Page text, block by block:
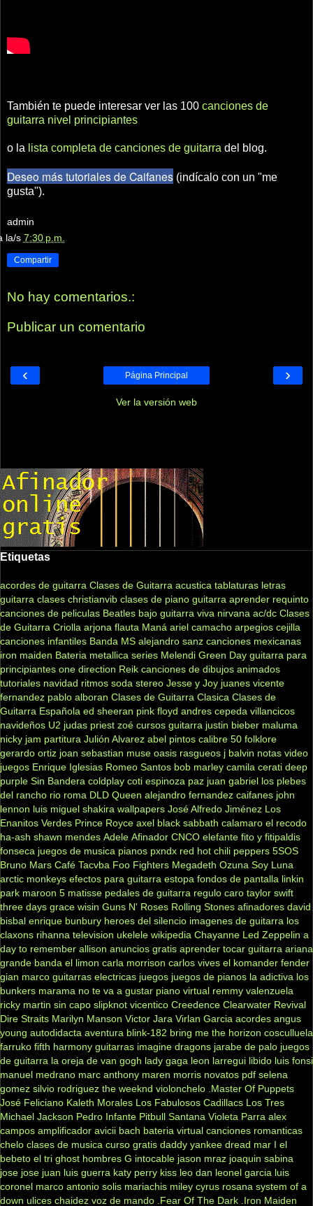
También te puede interesar ver las 100 canciones de
guitarra nivel principiantes
o la lista completa de canciones de guitarra del blog.
Deseo más tutoriales de Caifanes (indícalo con un "me
gusta").
admin
la/s 7:30 p.m.
Compartir
No hay comentarios.:
Publicar un comentario
‹ ›
Página Principal
Ver la versión web
Etiquetas
acordes de guitarra Clases de Guitarra acustica tablaturas letras
guitarra clases christianvib clases de piano guitarra aprender requinto
canciones de peliculas Beatles bajo guitarra viva nirvana ac/dc Clases
de Guitarra Criolla arjona flauta Maná ariel camacho arpegios cejilla
canciones infantiles Banda MS alejandro sanz canciones mexicanas
iron maiden Bateria metallica series Melendi Green Day guitarra para
principiantes one direction Reik canciones de dibujos animados
tutoriales navidad ritmos soda stereo Jesse y Joy juanes vicente
fernandez pablo alboran Clases de Guitarra Clasica Clases de
Guitarra Española ed sheeran pink floyd andres cepeda villancicos
navideños U2 judas priest zoé cursos guitarra justin bieber maluma
nicky jam partitura Julión Alvarez abel pintos calibre 50 folklore
gerardo ortiz joan sebastian muse oasis rasgueos j balvin notas video
juegos Enrique Iglesias Romeo Santos bob marley camila cerati deep
purple Sin Bandera coldplay coti espinoza paz juan gabriel los plebes
del rancho rio roma DLD Queen alejandro fernandez caifanes john
lennon luis miguel shakira wallpapers José Alfredo Jiménez Los
Enanitos Verdes Prince Royce axel black sabbath calamaro el recodo
ha-ash shawn mendes Adele Afinador CNCO elefante fito y fitipaldis
fonseca juegos de musica pianos pxndx red hot chili peppers 5SOS
Bruno Mars Café Tacvba Foo Fighters Megadeth Ozuna Soy Luna
arctic monkeys efectos para guitarra estopa fondos de pantalla linkin
park maroon 5 matisse pedales de guitarra regulo caro taylor swift
three days grace wisin Guns N' Roses Rolling Stones afinadores david
bisbal enrique bunbury heroes del silencio imagenes de guitarra los
claxons rihanna television ukelele wikipedia Chayanne Led Zeppelin a
day to remember allison anuncios gratis aprender tocar guitarra ariana
grande banda el limon carla morrison carlos vives el komander fender
gian marco guitarras electricas juegos juegos de pianos la adictiva los
bunkers marama no te va a gustar piano virtual remmy valenzuela
ricky martin sin capo slipknot vicentico Creedence Clearwater Revival
Dire Straits Marilyn Manson Victor Jara Virlan Garcia acordes angus
young autodidacta aventura blink-182 bring me the horizon cosculluela
farruko fifth harmony guitarras imagine dragons jarabe de palo juegos
de guitarra la oreja de van gogh lady gaga leon larregui libido luis fonsi
manuel medrano marc anthony maren morris novatos pdf selena
gomez silvio rodriguez the weeknd violonchelo .Master Of Puppets
José Feliciano Kaleth Morales Los Fabulosos Cadillacs Los Tres
Michael Jackson Pedro Infante Pitbull Santana Violeta Parra alex
campos amplificador avicii bach bateria virtual canciones romanticas
chelo clases de musica curso gratis daddy yankee dread mar I el
bebeto el tri ghost hombres G intocable jason mraz joaquin sabina
jose jose juan luis guerra katy perry kiss leo dan leonel garcia luis
coronel marco antonio solis mariachis miley cyrus rosana system of a
down ulices chaidez voz de mando .Fear Of The Dark .Iron Maiden